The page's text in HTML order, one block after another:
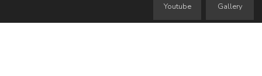
Youtube Gallery